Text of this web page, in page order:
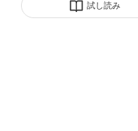
試し読み